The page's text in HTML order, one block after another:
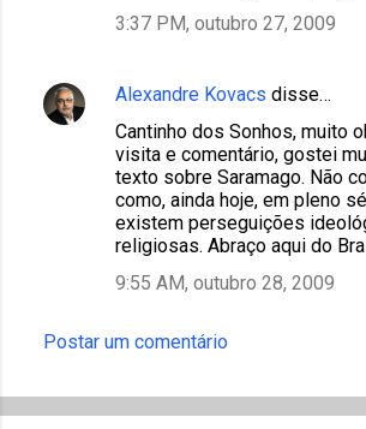
3:37 PM, outubro 27, 2009
Alexandre Kovacs disse…
Cantinho dos Sonhos, muito
visita e comentário, gostei
texto sobre Saramago. Não
como, ainda hoje, em pleno
existem perseguições
religiosas. Abraço aqui do
9:55 AM, outubro 28, 2009
Postar um comentário